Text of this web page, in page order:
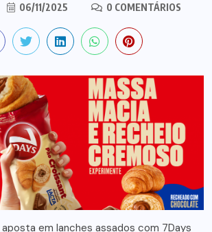
06/11/2025 0 COMENTÁRIOS
em lanches assados com 7Days